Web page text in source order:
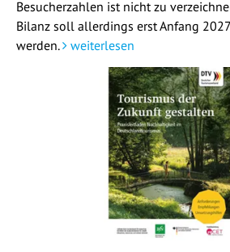
Besucherzahlen ist nicht zu
Bilanz soll allerdings erst Anfang
werden.
weiterlesen